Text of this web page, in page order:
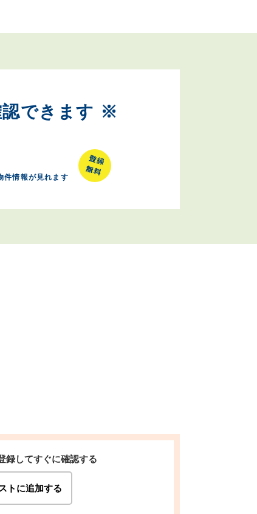
認できます ※
件情報が見れます
録してすぐに確認する
トに追加する